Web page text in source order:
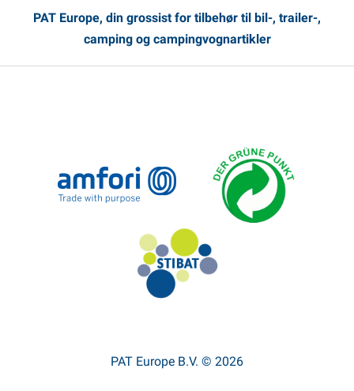
PAT Europe, din grossist for tilbehør til bil-, trailer-,
camping og campingvognartikler
PAT Europe B.V. © 2026